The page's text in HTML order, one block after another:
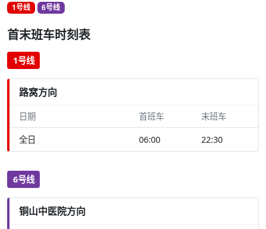
1号线 6号线
首末班车时刻表
1号线
路窝方向
日期 首班车 末班车
全日 06:00 22:30
6号线
铜山中医院方向